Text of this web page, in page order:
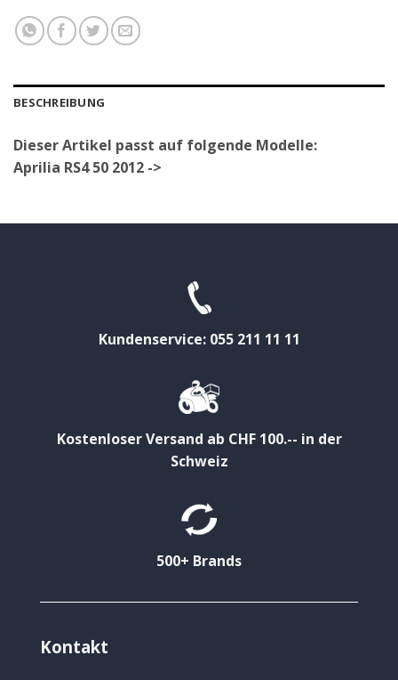
BESCHREIBUNG
Dieser Artikel passt auf folgende Modelle:
Aprilia RS4 50 2012 ->
Kundenservice: 055 211 11 11
Kostenloser Versand ab CHF 100.-- in der
Schweiz
500+ Brands
Kontakt